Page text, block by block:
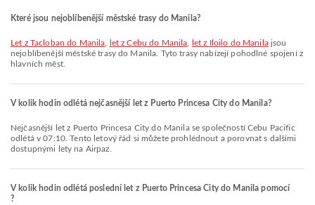
Které jsou nejoblíbenější městské trasy do Manila?
let z Tacloban do Manila let z Cebu do Manila let z Iloilo do Manilajsou
nejoblíbenější městské trasy do Manila. Tyto trasy nabízejí pohodlné spojení z
hlavních měst.
V kolik hodin odlétá nejčasnější let z Puerto Princesa City do Manila?
Nejčasnější let z Puerto Princesa City do Manila se společností Cebu Pacific
odlétá v 07:10. Tento letový řád si můžete prohlédnout a porovnat s dalšími
dostupnými lety na Airpaz.
V kolik hodin odlétá poslední let z Puerto Princesa City do Manila pomocí
?